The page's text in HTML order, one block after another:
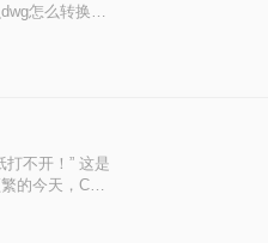
怎么转换成
不开！” 这是
的今天，CAD